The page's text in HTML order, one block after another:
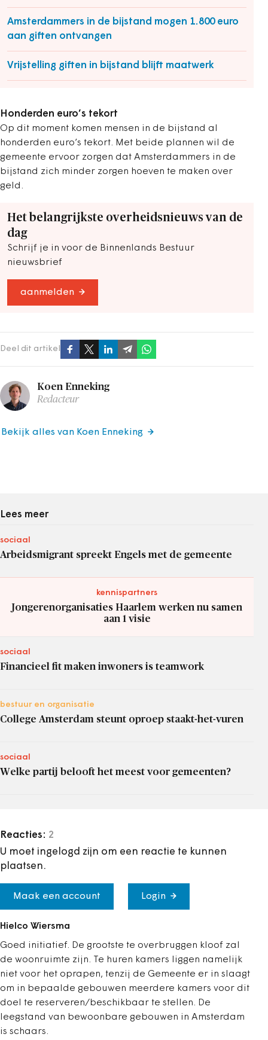
Amsterdammers in de bijstand mogen 1.800 euro
aan giften ontvangen
Vrijstelling giften in bijstand blijft maatwerk
Honderden euro’s tekort
Op dit moment komen mensen in de bijstand al
honderden euro’s tekort. Met beide plannen wil de
gemeente ervoor zorgen dat Amsterdammers in de
bijstand zich minder zorgen hoeven te maken over
geld.
Het belangrijkste overheidsnieuws van de
dag
Schrijf je in voor de Binnenlands Bestuur
nieuwsbrief
aanmelden
Deel dit artikel
Koen Enneking
Redacteur
Bekijk alles van Koen Enneking
Lees meer
sociaal
Arbeidsmigrant spreekt Engels met de gemeente
kennispartners
Jongerenorganisaties Haarlem werken nu samen
aan 1 visie
sociaal
Financieel fit maken inwoners is teamwork
bestuur en organisatie
College Amsterdam steunt oproep staakt-het-vuren
sociaal
Welke partij belooft het meest voor gemeenten?
Reacties: 2
U moet ingelogd zijn om een reactie te kunnen
plaatsen.
Maak een account Login
Hielco Wiersma
Goed initiatief. De grootste te overbruggen kloof zal
de woonruimte zijn. Te huren kamers liggen namelijk
niet voor het oprapen, tenzij de Gemeente er in slaagt
om in bepaalde gebouwen meerdere kamers voor dit
doel te reserveren/beschikbaar te stellen. De
leegstand van bewoonbare gebouwen in Amsterdam
is schaars.